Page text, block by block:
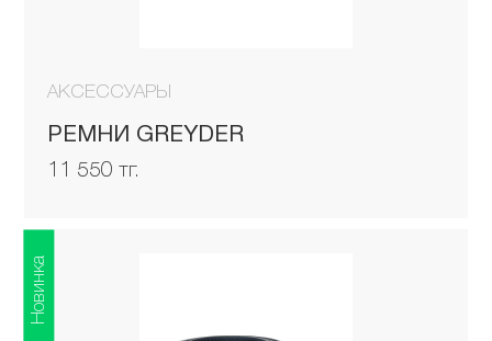
АКСЕССУАРЫ
РЕМНИ GREYDER
11 550 тг.
Новинка